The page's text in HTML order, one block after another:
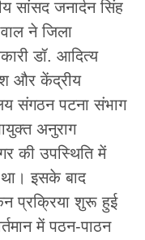
सांसद जनार्दन सिंह
ने जिला
डॉ. आदित्य
और केंद्रीय
संगठन पटना संभाग
अनुराग
की उपस्थिति में
था। इसके बाद
प्रक्रिया शुरू हुई
में पठन-पाठन